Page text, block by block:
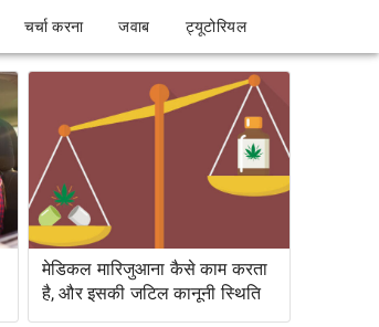
चर्चा करना जवाब ट्यूटोरियल
मेडिकल मारिजुआना कैसे काम करता
है, और इसकी जटिल कानूनी स्थिति